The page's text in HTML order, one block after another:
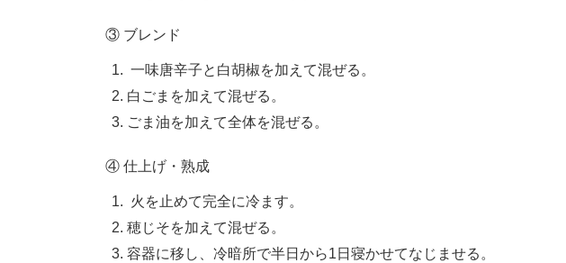
③ ブレンド
一味唐辛子と白胡椒を加えて混ぜる。
白ごまを加えて混ぜる。
ごま油を加えて全体を混ぜる。
④ 仕上げ・熟成
火を止めて完全に冷ます。
穂じそを加えて混ぜる。
容器に移し、冷暗所で半日から1日寝かせてなじませる。